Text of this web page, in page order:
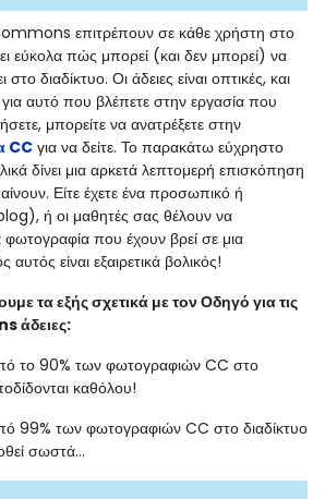
επιτρέπουν σε κάθε χρήστη στο
εύκολα πώς μπορεί (και δεν μπορεί) να
στο διαδίκτυο. Οι άδειες είναι οπτικές, και
για αυτό που βλέπετε στην εργασία που
μπορείτε να ανατρέξετε στην
CC για να δείτε. Το παρακάτω εύχρηστο
δίνει μια αρκετά λεπτομερή επισκόπηση
Είτε έχετε ένα προσωπικό ή
ή οι μαθητές σας θέλουν να
που έχουν βρεί σε μια
είναι εξαιρετικά βολικός!
τα εξής σχετικά με τον Οδηγό για τις
άδειες:
το 90% των φωτογραφιών CC στο
καθόλου!
99% των φωτογραφιών CC στο διαδίκτυο
σωστά...